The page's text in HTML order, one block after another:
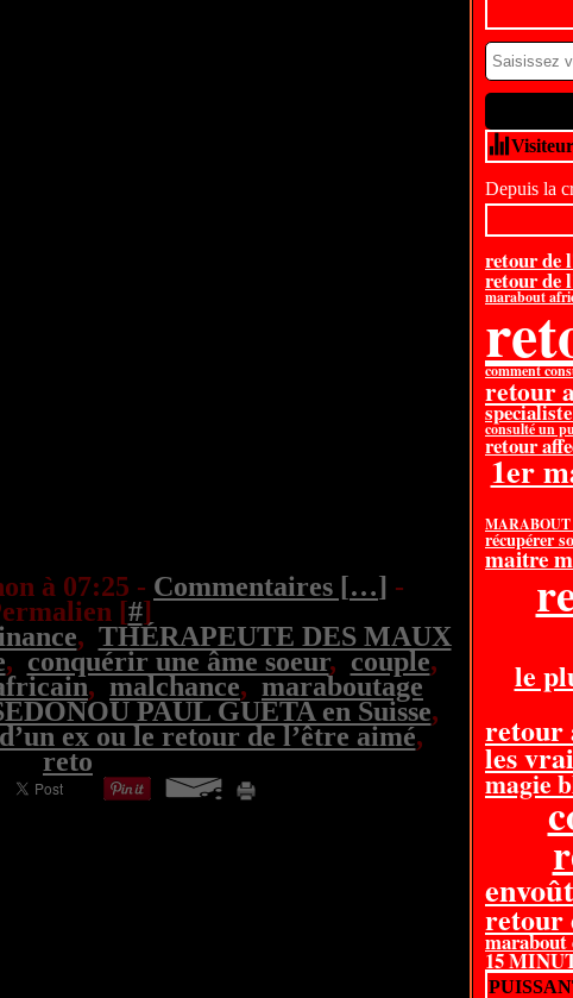
à 07:25 - Commentaires […] -
[#]
, THÉRAPEUTE DES MAUX
,conquérir une âme soeur,couple,
,malchance,maraboutage
PAUL GUETA en Suisse,
ex ou le retour de l’être aimé,
reto
Depuis la
retour de
retour de
marabout
comment
retour
consulté un
retour
1er
récupérer
maitre
le
retour
les
magie
retour
marabout
15